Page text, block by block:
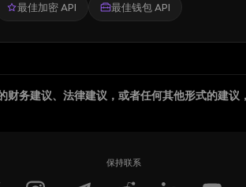
最佳加密 API 最佳钱包 API
财务建议、法律建议，或者任何其他形式的建
保持联系